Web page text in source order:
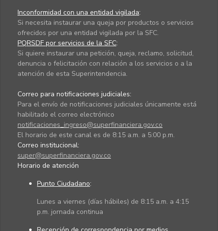
Inconformidad con una entidad vigilada:
Si necesita instaurar una queja por productos o servicios
ofrecidos por una entidad vigilada por la SFC.
PQRSDF por servicios de la SFC:
Si quiere instaurar una petición, queja, reclamo, solicitud,
denuncia o felicitación con relación a los servicios o a la
atención de esta Superintendencia.
Correo para notificaciones judiciales:
Para el envío de notificaciones judiciales únicamente está
habilitado el correo electrónico
notificaciones_ingreso@superfinanciera.gov.co
El horario de este canal es de 8:15 a.m. a 5:00 p.m.
Correo institucional:
super@superfinanciera.gov.co
Horario de atención
Punto Ciudadano:
Lunes a viernes (días hábiles) de 8:15 a.m. a 4:15
p.m. jornada continua